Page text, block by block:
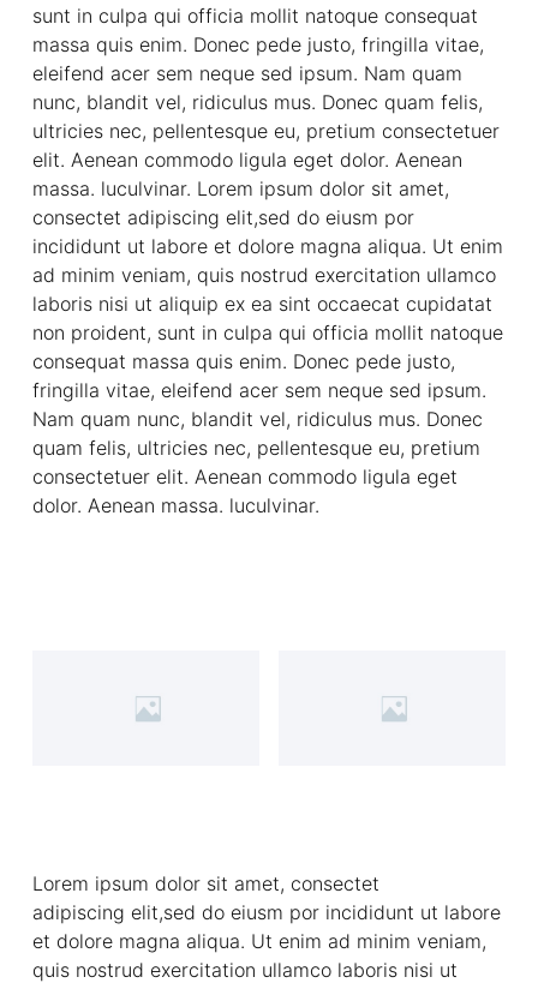
sunt in culpa qui officia mollit natoque consequat
massa quis enim. Donec pede justo, fringilla vitae,
eleifend acer sem neque sed ipsum. Nam quam
nunc, blandit vel, ridiculus mus. Donec quam felis,
ultricies nec, pellentesque eu, pretium consectetuer
elit. Aenean commodo ligula eget dolor. Aenean
massa. luculvinar. Lorem ipsum dolor sit amet,
consectet adipiscing elit,sed do eiusm por
incididunt ut labore et dolore magna aliqua. Ut enim
ad minim veniam, quis nostrud exercitation ullamco
laboris nisi ut aliquip ex ea sint occaecat cupidatat
non proident, sunt in culpa qui officia mollit natoque
consequat massa quis enim. Donec pede justo,
fringilla vitae, eleifend acer sem neque sed ipsum.
Nam quam nunc, blandit vel, ridiculus mus. Donec
quam felis, ultricies nec, pellentesque eu, pretium
consectetuer elit. Aenean commodo ligula eget
dolor. Aenean massa. luculvinar.
Lorem ipsum dolor sit amet, consectet
adipiscing elit,sed do eiusm por incididunt ut labore
et dolore magna aliqua. Ut enim ad minim veniam,
quis nostrud exercitation ullamco laboris nisi ut